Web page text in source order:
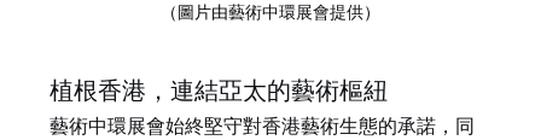
（圖片由藝術中環展會提供）
植根香港，連結亞太的藝術樞紐
藝術中環展會始終堅守對香港藝術生態的承諾，同